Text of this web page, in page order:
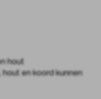
hout
hout en koord kunnen